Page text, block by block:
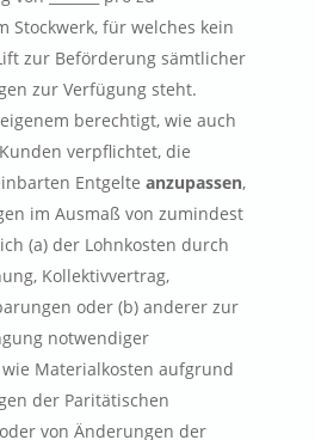
Stockwerk, für welches kein
zur Beförderung sämtlicher
zur Verfügung steht.
berechtigt, wie auch
verpflichtet, die
Entgelte anzupassen,
im Ausmaß von zumindest
(a) der Lohnkosten durch
Kollektivvertrag,
oder (b) anderer zur
notwendiger
Materialkosten aufgrund
der Paritätischen
von Änderungen der